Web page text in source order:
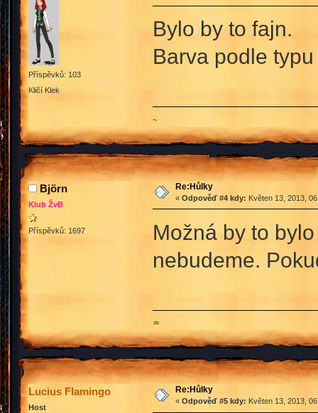
Příspěvků: 103
Kličí Klek
Bylo by to fajn.
Barva podle
~
Björn
Klub ŽvB
Příspěvků: 1697
Re:Hůlky
« Odpověď #4 kdy: Květen 13, 2013,
Možná by to
nebudeme.
♒
Lucius Flamingo
Host
Re:Hůlky
« Odpověď #5 kdy: Květen 13, 2013,